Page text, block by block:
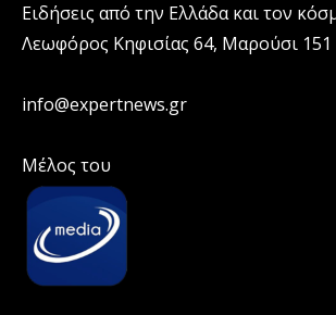
Ειδήσεις από την Ελλάδα και τον
Λεωφόρος Κηφισίας 64, Μαρούσι 151
info@expertnews.gr
Μέλος του